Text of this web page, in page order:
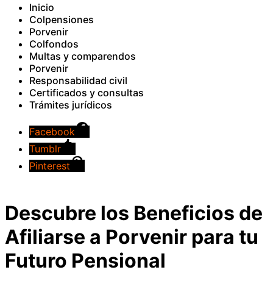
Inicio
Colpensiones
Porvenir
Colfondos
Multas y comparendos
Porvenir
Responsabilidad civil
Certificados y consultas
Trámites jurídicos
Facebook
Tumblr
Pinterest
Descubre los Beneficios de
Afiliarse a Porvenir para tu
Futuro Pensional